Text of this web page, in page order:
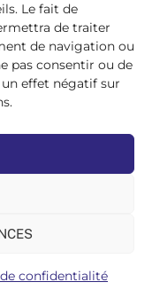
Le fait de
de traiter
de navigation ou
pas consentir ou de
effet négatif sur
confidentialité
sociaux :